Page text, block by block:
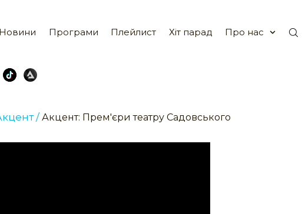
Новини Програми Плейлист Хіт парад Про нас
/ Акцент: Прем'єри театру Садовського